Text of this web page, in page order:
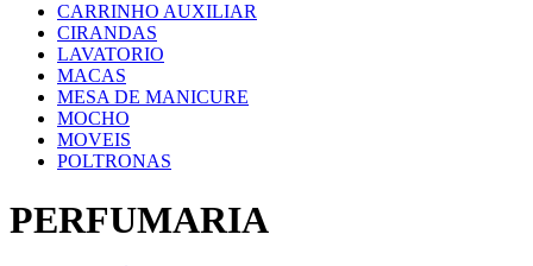
CARRINHO AUXILIAR
CIRANDAS
LAVATORIO
MACAS
MESA DE MANICURE
MOCHO
MOVEIS
POLTRONAS
PERFUMARIA